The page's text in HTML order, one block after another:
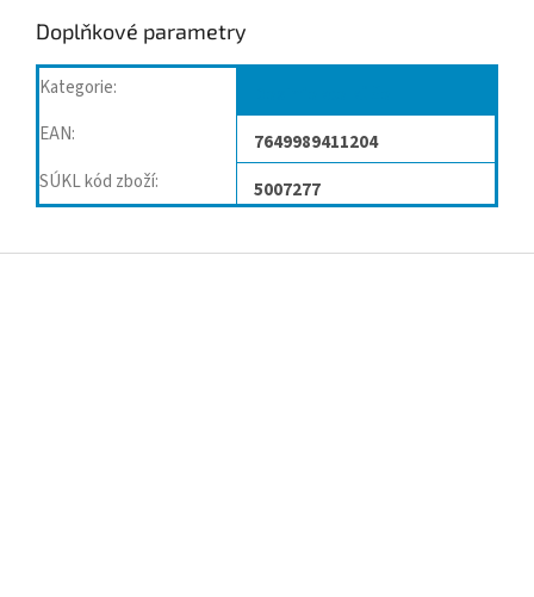
Doplňkové parametry
Kategorie:
EAN:
7649989411204
SÚKL kód zboží: 5007277